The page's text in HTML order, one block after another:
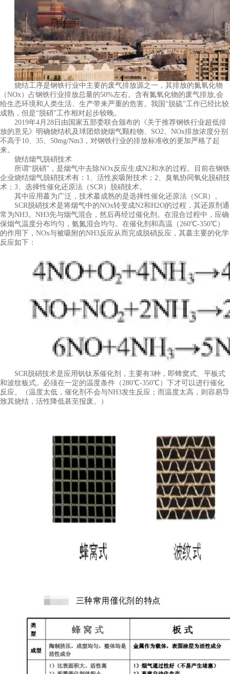
烧结工序是钢铁行业中主要的废气排放源之一，其排放的氮氧化物
（NOx）占钢铁行业排放总量的50%左右。含有氮氧化物的废气排放,会
给生态环境和人类生活、生产带来严重的危害。我国“脱硫”工作已经比较
成熟，但是“脱硝”工作相对起步较晚。
2019年4月28日由国家五部委联合颁布的《关于推荐钢铁行业超低排
放的意见》明确烧结机及球团焙烧烟气颗粒物、SO2、NOx排放浓度分别
不高于10、35、50mg/Nm3，对钢铁行业的排放标准收的更加严格了起
来。
烧结烟气脱硝技术
所谓“脱硝”，是烟气中去除NOx反应生成N2和水的过程。目前在钢铁
企业烧结烟气脱硝技术有：1、活性炭吸附技术；2、臭氧协同氧化脱硝技
术；3、选择性催化还原法（SCR）脱硝技术。
其中应用蕞为广泛，技术蕞成熟的是选择性催化还原法（SCR）。
SCR脱硝技术是将烟气中的NOx转变成N2和H2O的过程，其还原剂通
常为NH3。NH3先与烟气混合，然后再经过催化剂。在混合过程中，应确
保烟气温度分布均匀，氨氮混合均匀。在催化剂和高温（260℃-350℃）
的作用下，NOx与被吸附的NH3反应从而完成脱硝反应，其蕞主要的化学
反应如下：
SCR脱硝技术是应用钒钛系催化剂，主要有3种，即蜂窝式、平板式
和波纹板式。必须在一定的温度条件（280℃-350℃）下才可以进行催化
反应。（温度太低，催化剂不会与NH3发生反应；而温度太高，则容易导
致其烧结，活性降低甚至报废。）